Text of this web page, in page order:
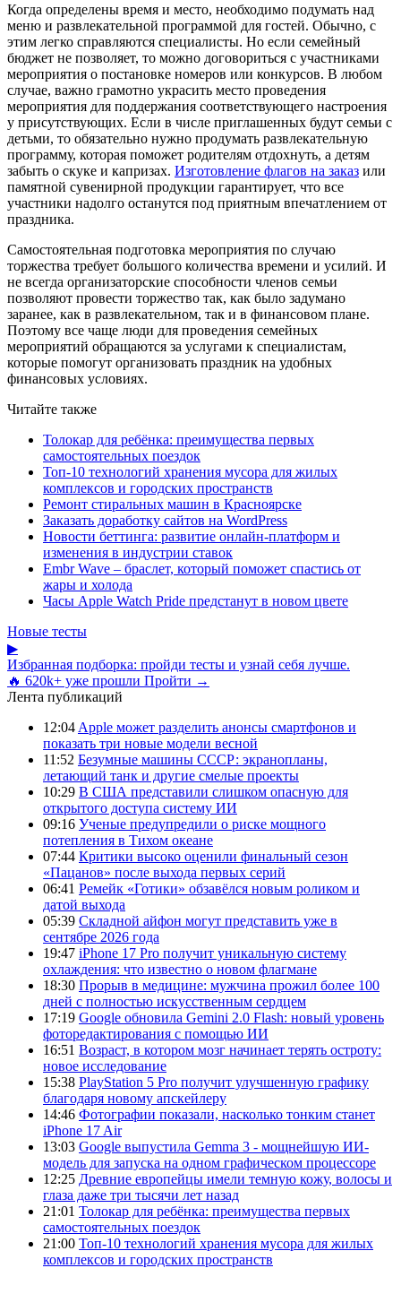
Когда определены время и место, необходимо подумать над
меню и развлекательной программой для гостей. Обычно, с
этим легко справляются специалисты. Но если семейный
бюджет не позволяет, то можно договориться с участниками
мероприятия о постановке номеров или конкурсов. В любом
случае, важно грамотно украсить место проведения
мероприятия для поддержания соответствующего настроения
у присутствующих. Если в числе приглашенных будут семьи с
детьми, то обязательно нужно продумать развлекательную
программу, которая поможет родителям отдохнуть, а детям
забыть о скуке и капризах. Изготовление флагов на заказ или
памятной сувенирной продукции гарантирует, что все
участники надолго останутся под приятным впечатлением от
праздника.
Самостоятельная подготовка мероприятия по случаю
торжества требует большого количества времени и усилий. И
не всегда организаторские способности членов семьи
позволяют провести торжество так, как было задумано
заранее, как в развлекательном, так и в финансовом плане.
Поэтому все чаще люди для проведения семейных
мероприятий обращаются за услугами к специалистам,
которые помогут организовать праздник на удобных
финансовых условиях.
Читайте также
Толокар для ребёнка: преимущества первых
самостоятельных поездок
Топ-10 технологий хранения мусора для жилых
комплексов и городских пространств
Ремонт стиральных машин в Красноярске
Заказать доработку сайтов на WordPress
Новости беттинга: развитие онлайн-платформ и
изменения в индустрии ставок
Embr Wave – браслет, который поможет спастись от
жары и холода
Часы Apple Watch Pride предстанут в новом цвете
Новые тесты
▶
Избранная подборка: пройди тесты и узнай себя лучше.
🔥 620k+ уже прошли Пройти →
Лента публикаций
12:04 Apple может разделить анонсы смартфонов и
показать три новые модели весной
11:52 Безумные машины СССР: экранопланы,
летающий танк и другие смелые проекты
10:29 В США представили слишком опасную для
открытого доступа систему ИИ
09:16 Ученые предупредили о риске мощного
потепления в Тихом океане
07:44 Критики высоко оценили финальный сезон
«Пацанов» после выхода первых серий
06:41 Ремейк «Готики» обзавёлся новым роликом и
датой выхода
05:39 Складной айфон могут представить уже в
сентябре 2026 года
19:47 iPhone 17 Pro получит уникальную систему
охлаждения: что известно о новом флагмане
18:30 Прорыв в медицине: мужчина прожил более 100
дней с полностью искусственным сердцем
17:19 Google обновила Gemini 2.0 Flash: новый уровень
фоторедактирования с помощью ИИ
16:51 Возраст, в котором мозг начинает терять остроту:
новое исследование
15:38 PlayStation 5 Pro получит улучшенную графику
благодаря новому апскейлеру
14:46 Фотографии показали, насколько тонким станет
iPhone 17 Air
13:03 Google выпустила Gemma 3 - мощнейшую ИИ-
модель для запуска на одном графическом процессоре
12:25 Древние европейцы имели темную кожу, волосы и
глаза даже три тысячи лет назад
21:01 Толокар для ребёнка: преимущества первых
самостоятельных поездок
21:00 Топ-10 технологий хранения мусора для жилых
комплексов и городских пространств